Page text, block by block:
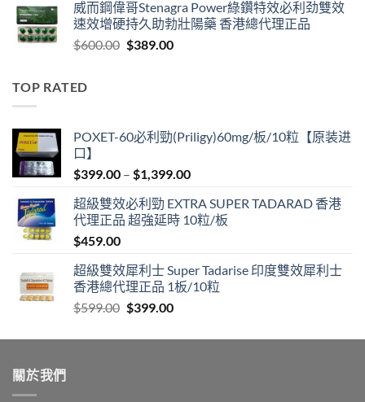
$399.00
through
威而鋼偉哥Stenagra Power綠鑽特效必利劲雙效
速效增硬持久助勃壯陽藥 香港總代理正品
$600.00 Original
$389.00Current
TOP RATED
POXET-60必利勁(Priligy)60mg/板/10粒【原装进
口】
$399.00 – $1,399.00Price
$399.00
through
超級雙效必利勁 EXTRA SUPER TADARAD 香港
代理正品 超強延時 10粒/板
$459.00
超級雙效犀利士 Super Tadarise 印度雙效犀利士
香港總代理正品 1板/10粒
$599.00 Original
was:
$399.00Current
is:
關於我們